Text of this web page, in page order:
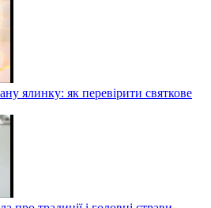
ялинку: як перевірити святкове